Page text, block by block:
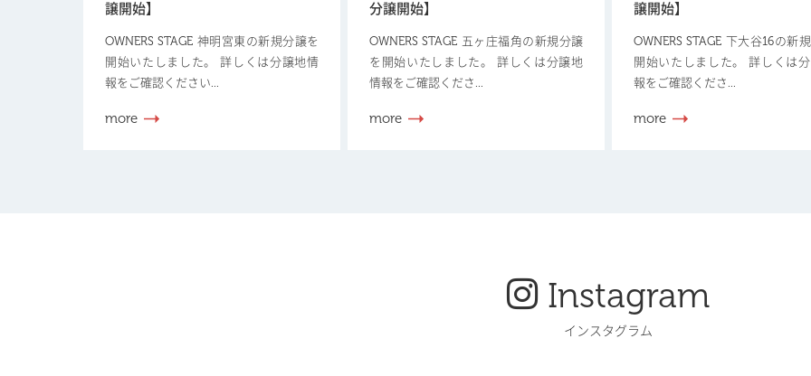
譲開始】
OWNERS STAGE 神明宮東の新規分譲を
開始いたしました。 詳しくは分譲地情
報をご確認ください...
more
分譲開始】
OWNERS STAGE 五ヶ庄福角の新規分譲
を開始いたしました。 詳しくは分譲地
情報をご確認くださ...
more
譲開始】
OWNERS STAGE 下大谷16の新
開始いたしました。 詳しくは
報をご確認くださ...
more
Instagram
インスタグラム